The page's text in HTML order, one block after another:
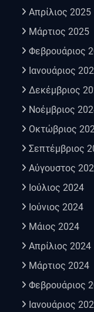
Απρίλιος 2025
Μάρτιος 2025
Φεβρουάριος
Ιανουάριος
Δεκέμβριος
Νοέμβριος
Οκτώβριος
Σεπτέμβριος
Αύγουστος
Ιούλιος 2024
Ιούνιος 2024
Μάιος 2024
Απρίλιος 2024
Μάρτιος 2024
Φεβρουάριος
Ιανουάριος